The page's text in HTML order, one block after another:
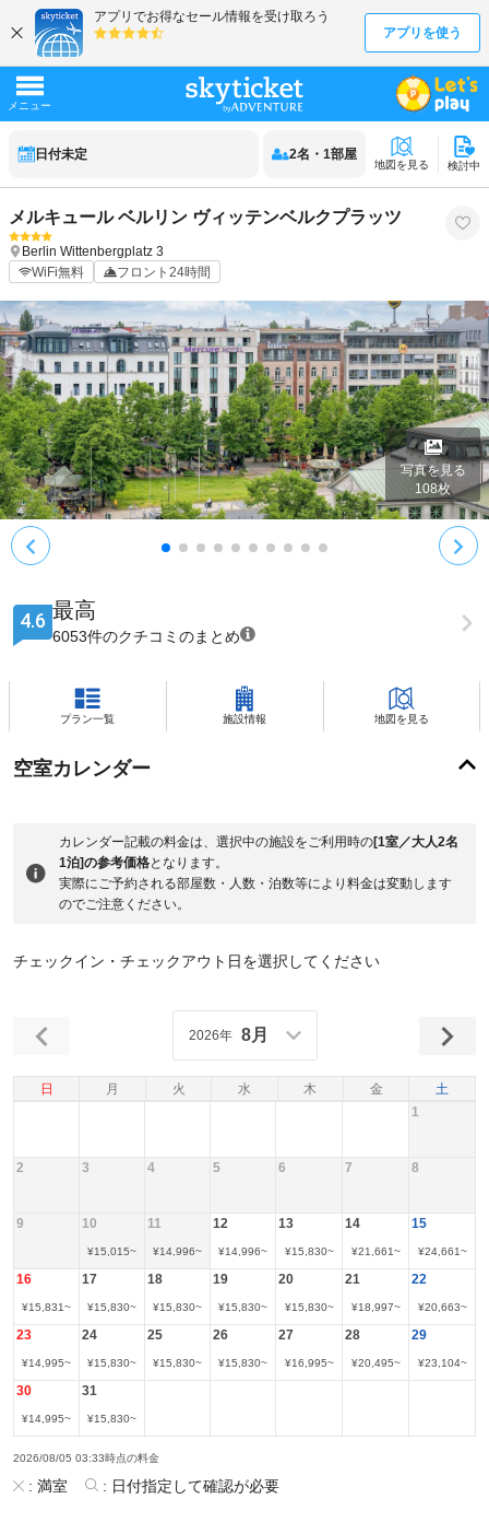
日付未定 2名 ・ 1部屋
地図を見る 検討中
メルキュール ベルリン ヴィッテンベルクプラッツ
Berlin Wittenbergplatz 3
WiFi無料
フロント24時間
写真を見る
108枚
4.6 最高
6053件のクチコミのまとめ
プラン一覧 施設情報 地図を見る
空室カレンダー
カレンダー記載の料金は、選択中の施設をご利用時の[1室／大人2名
1泊]の参考価格となります。
実際にご予約される部屋数・人数・泊数等により料金は変動します
のでご注意ください。
チェックイン・チェックアウト日を選択してください
日 月 火 水 木 金 土
2026年 8月
1
2 3 4 5 6 7 8
9 10
¥15,015~
11
¥14,996~
12
¥14,996~
13
¥15,830~
14
¥21,661~
15
¥24,661~
16
¥15,831~
17
¥15,830~
18
¥15,830~
19
¥15,830~
20
¥15,830~
21
¥18,997~
22
¥20,663~
23
¥14,995~
24
¥15,830~
25
¥15,830~
26
¥15,830~
27
¥16,995~
28
¥20,495~
29
¥23,104~
30
¥14,995~
31
¥15,830~
2026/08/05 03:33時点の料金
: 満室 : 日付指定して確認が必要